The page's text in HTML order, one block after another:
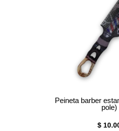
Peineta barber
pole)
$